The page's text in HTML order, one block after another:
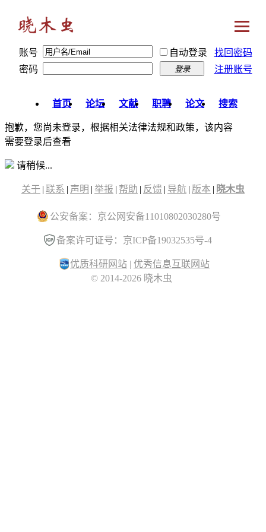
账号 自动登录
找回密码
密码
登录 注册账号
首页 论坛 文献 职聘 论文 搜索
抱歉，您尚未登录，根据相关法律法规和政策，该内容
需要登录后查看
请稍候...
关于 | 联系 | 声明 | 举报 | 帮助 | 反馈 | 导航 | 版本 | 晓木虫
公安备案：京公网安备11010802030280号
备案许可证号：京ICP备19032535号-4
优质科研网站 | 优秀信息互联网站
© 2014-2026 晓木虫